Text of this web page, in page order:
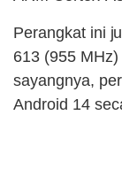
Perangkat ini
613 (955
sayangnya,
Android 14